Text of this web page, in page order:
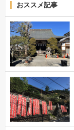
おススメ記事